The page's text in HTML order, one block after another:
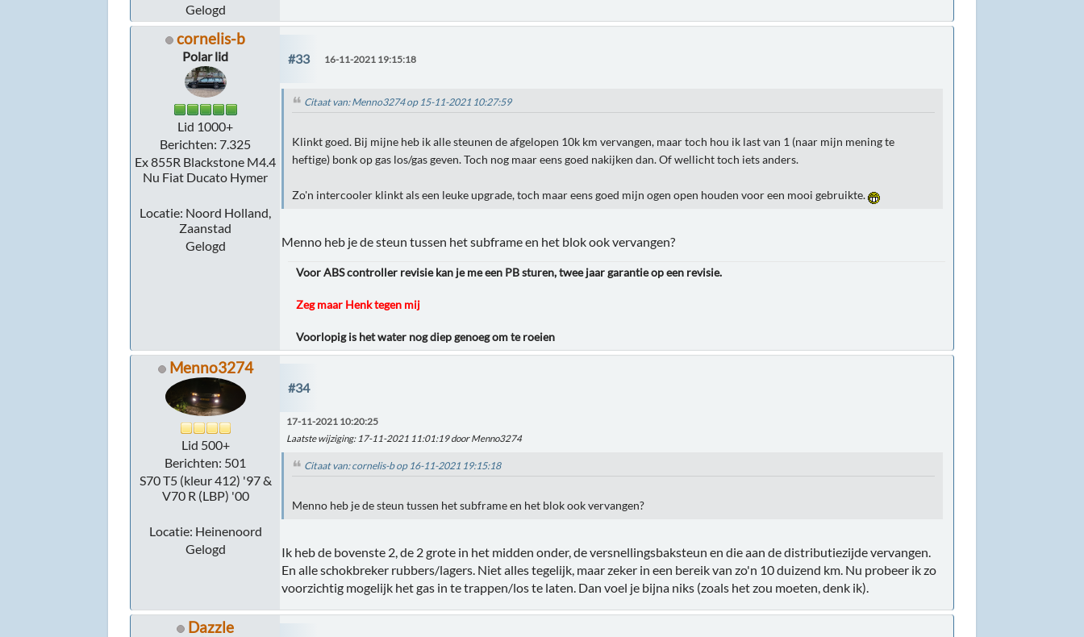
Gelogd
cornelis-b
Polar lid
Lid 1000+
Berichten: 7.325
Ex 855R Blackstone M4.4
Nu Fiat Ducato Hymer
Locatie: Noord Holland,
Zaanstad
Gelogd
#33 16-11-2021 19:15:18
Citaat van: Menno3274 op 15-11-2021 10:27:59
Klinkt goed. Bij mijne heb ik alle steunen de afgelopen 10k km vervangen, maar toch hou ik last van 1 (naar mijn mening te
heftige) bonk op gas los/gas geven. Toch nog maar eens goed nakijken dan. Of wellicht toch iets anders.
Zo'n intercooler klinkt als een leuke upgrade, toch maar eens goed mijn ogen open houden voor een mooi gebruikte.
Menno heb je de steun tussen het subframe en het blok ook vervangen?
Voor ABS controller revisie kan je me een PB sturen, twee jaar garantie op een revisie.
Zeg maar Henk tegen mij
Voorlopig is het water nog diep genoeg om te roeien
Menno3274
Lid 500+
Berichten: 501
S70 T5 (kleur 412) '97 &
V70 R (LBP) '00
Locatie: Heinenoord
Gelogd
#34
17-11-2021 10:20:25
Laatste wijziging: 17-11-2021 11:01:19 door Menno3274
Citaat van: cornelis-b op 16-11-2021 19:15:18
Menno heb je de steun tussen het subframe en het blok ook vervangen?
Ik heb de bovenste 2, de 2 grote in het midden onder, de versnellingsbaksteun en die aan de distributiezijde vervangen.
En alle schokbreker rubbers/lagers. Niet alles tegelijk, maar zeker in een bereik van zo'n 10 duizend km. Nu probeer ik zo
voorzichtig mogelijk het gas in te trappen/los te laten. Dan voel je bijna niks (zoals het zou moeten, denk ik).
Dazzle